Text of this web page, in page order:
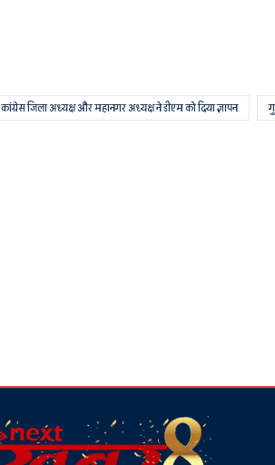
कांग्रेस जिला अध्यक्ष और महानगर अध्यक्ष ने डीएम को दिया ज्ञापन